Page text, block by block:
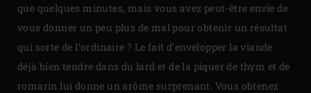
que quelques minutes, mais vous avez peut-être envie de
vous donner un peu plus de mal pour obtenir un résultat
qui sorte de l’ordinaire ? Le fait d’envelopper la viande
déjà bien tendre dans du lard et de la piquer de thym et de
romarin lui donne un arôme surprenant. Vous obtenez